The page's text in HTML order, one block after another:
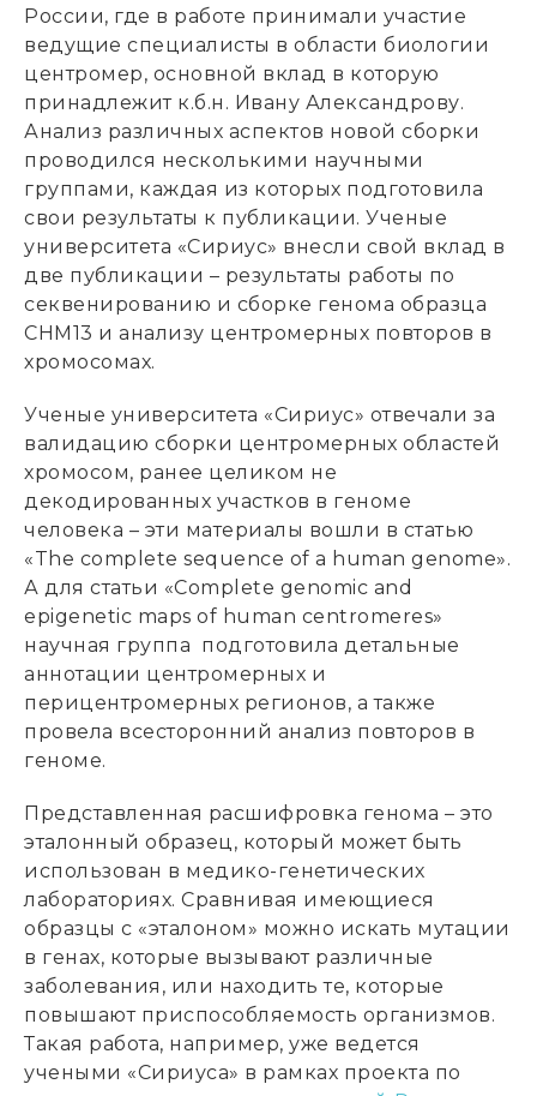
России, где в работе принимали участие
ведущие специалисты в области биологии
центромер, основной вклад в которую
принадлежит к.б.н. Ивану Александрову.
Анализ различных аспектов новой сборки
проводился несколькими научными
группами, каждая из которых подготовила
свои результаты к публикации. Ученые
университета «Сириус» внесли свой вклад в
две публикации – результаты работы по
секвенированию и сборке генома образца
CHM13 и анализу центромерных повторов в
хромосомах.
Ученые университета «Сириус» отвечали за
валидацию сборки центромерных областей
хромосом, ранее целиком не
декодированных участков в геноме
человека – эти материалы вошли в статью
«The complete sequence of a human genome».
А для статьи «Complete genomic and
epigenetic maps of human centromeres»
научная группа подготовила детальные
аннотации центромерных и
перицентромерных регионов, а также
провела всесторонний анализ повторов в
геноме.
Представленная расшифровка генома – это
эталонный образец, который может быть
использован в медико-генетических
лабораториях. Сравнивая имеющиеся
образцы с «эталоном» можно искать мутации
в генах, которые вызывают различные
заболевания, или находить те, которые
повышают приспособляемость организмов.
Такая работа, например, уже ведется
учеными «Сириуса» в рамках проекта по